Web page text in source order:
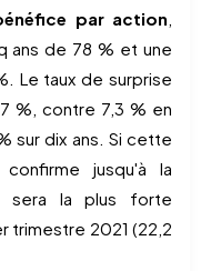
par action,
ans de 78 % et une
Le taux de surprise
%, contre 7,3 % en
sur dix ans. Si cette
jusqu'à la
sera la plus forte
trimestre 2021 (22,2